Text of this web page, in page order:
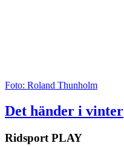
Foto: Roland Thunholm
Det händer i vinter
Ridsport PLAY